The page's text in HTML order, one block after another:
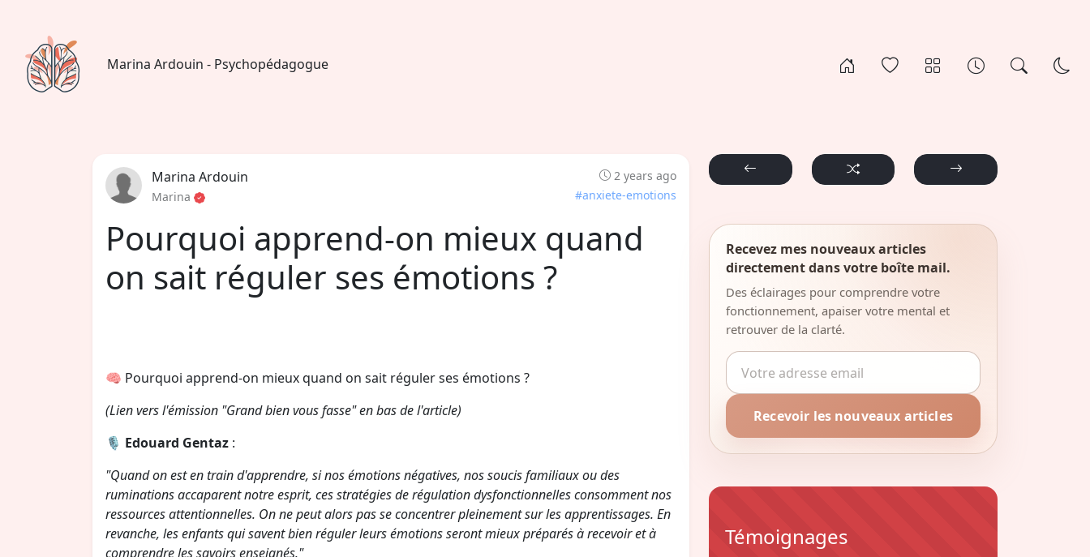
Marina Ardouin - Psychopédagogue
Marina Ardouin
2 years ago
Marina
#anxiete-emotions
Pourquoi apprend-on mieux quand
on sait réguler ses émotions ?
🧠 Pourquoi apprend-on mieux quand on sait réguler ses émotions ?
(Lien vers l'émission "Grand bien vous fasse" en bas de l'article)
🎙 Edouard Gentaz :
"Quand on est en train d'apprendre, si nos émotions négatives, nos soucis familiaux ou des
ruminations accaparent notre esprit, ces stratégies de régulation dysfonctionnelles consomment nos
ressources attentionnelles. On ne peut alors pas se concentrer pleinement sur les apprentissages. En
revanche, les enfants qui savent bien réguler leurs émotions seront mieux préparés à recevoir et à
comprendre les savoirs enseignés."
Recevez mes nouveaux articles
directement dans votre boîte mail.
Des éclairages pour comprendre votre
fonctionnement, apaiser votre mental et
retrouver de la clarté.
Adresse email
Recevoir les nouveaux articles
Témoignages